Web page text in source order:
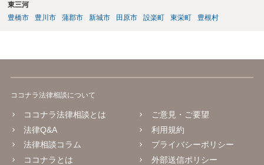
を依頼するかどうか、請求金額との関係で、赤字になるかもしれない
ので、交渉の依頼はしないのか、など、検討すべき点はいろいろあり
東三河
豊橋市
豊川市 蒲郡市 新城市 田原市 設楽町 東栄町 豊根村
ココナラ法律相談について
ココナラ法律相談とは
法律Q&A
法律相談コラム
ココナラとは
ご意見・ご要望
利用規約
プライバシーポリシー
外部送信ポリシー